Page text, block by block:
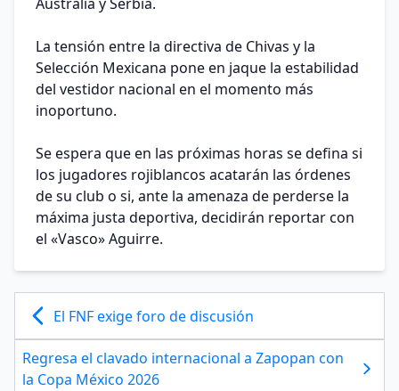
La tensión entre la directiva de Chivas y la
Selección Mexicana pone en jaque la estabilidad
del vestidor nacional en el momento más
inoportuno.
Se espera que en las próximas horas se defina si
los jugadores rojiblancos acatarán las órdenes
de su club o si, ante la amenaza de perderse la
máxima justa deportiva, decidirán reportar con
el «Vasco» Aguirre.
El FNF exige foro de discusión
Regresa el clavado internacional a Zapopan con
la Copa México 2026